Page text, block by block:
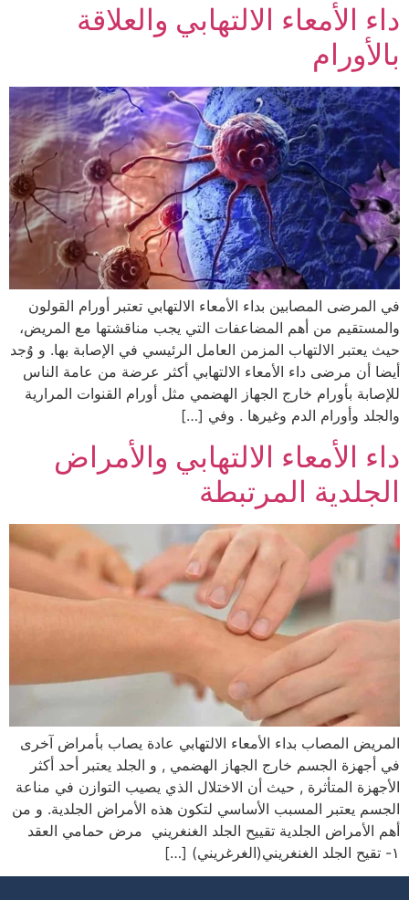
داء الأمعاء الالتهابي والعلاقة
بالأورام
في المرضى المصابين بداء الأمعاء الالتهابي تعتبر أورام القولون
والمستقيم من أهم المضاعفات التي يجب مناقشتها مع المريض،
حيث يعتبر الالتهاب المزمن العامل الرئيسي في الإصابة بها. و وُجد
أيضا أن مرضى داء الأمعاء الالتهابي أكثر عرضة من عامة الناس
للإصابة بأورام خارج الجهاز الهضمي مثل أورام القنوات المرارية
والجلد وأورام الدم وغيرها . وفي […]
داء الأمعاء الالتهابي والأمراض
الجلدية المرتبطة
المريض المصاب بداء الأمعاء الالتهابي عادة يصاب بأمراض آخرى
في أجهزة الجسم خارج الجهاز الهضمي , و الجلد يعتبر أحد أكثر
الأجهزة المتأثرة , حيث أن الاختلال الذي يصيب التوازن في مناعة
الجسم يعتبر المسبب الأساسي لتكون هذه الأمراض الجلدية. و من
أهم الأمراض الجلدية تقييح الجلد الغنغريني مرض حمامي العقد
١- تقيح الجلد الغنغريني(الغرغريني) […]